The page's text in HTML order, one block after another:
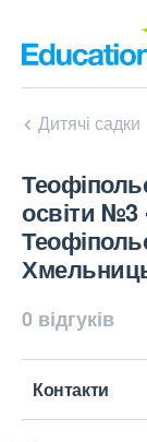
Дитячі садки
освіти №3
0 відгуків
Контакти